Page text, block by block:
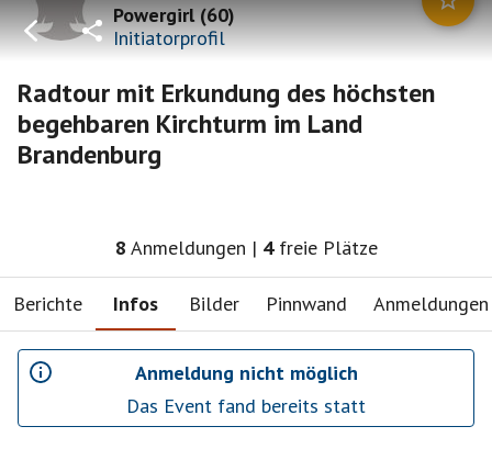
Powergirl(60)
Initiatorprofil
Radtour mit Erkundung des höchsten
begehbaren Kirchturm im Land
Brandenburg
8 Anmeldungen | 4 freie Plätze
Berichte Infos Bilder Pinnwand Anmeldungen
Anmeldung nicht möglich
Das Event fand bereits statt